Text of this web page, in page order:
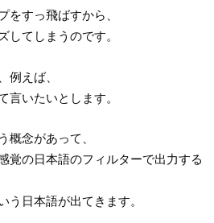
をすっ飛ばすから、
してしまうのです。
例えば、
言いたいとします。
概念があって、
覚の日本語のフィルターで出力する
う日本語が出てきます。